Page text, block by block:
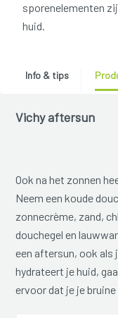
sporenelementen
huid.
Info & tips
Vichy aftersun
Ook na het zonnen
Neem een koude
zonnecrème, zand,
douchegel en
een aftersun, ook als
hydrateert je huid,
ervoor dat je je